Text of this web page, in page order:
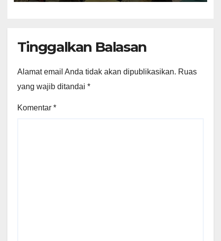
Tinggalkan Balasan
Alamat email Anda tidak akan dipublikasikan. Ruas
yang wajib ditandai *
Komentar *